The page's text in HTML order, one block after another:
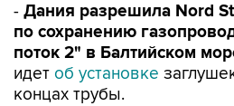
- Дания разрешила Nord
по сохранению
поток 2" в Балтийском
идет об установке
концах трубы.